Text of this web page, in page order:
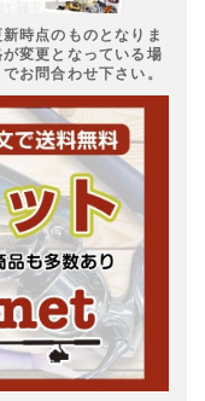
時点のものとなりま
変更となっている場
お問合わせ下さい。